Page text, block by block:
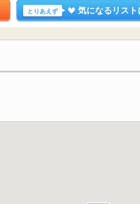
とりあえず 気になるリスト